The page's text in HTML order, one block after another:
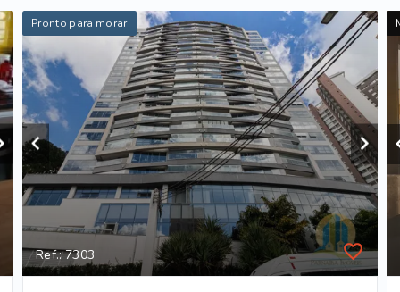
Pronto para morar
Ref.: 7303